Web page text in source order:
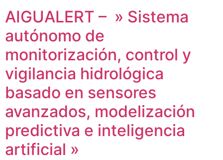
AIGUALERT – » Sistema
autónomo de
monitorización, control y
vigilancia hidrológica
basado en sensores
avanzados, modelización
predictiva e inteligencia
artificial »